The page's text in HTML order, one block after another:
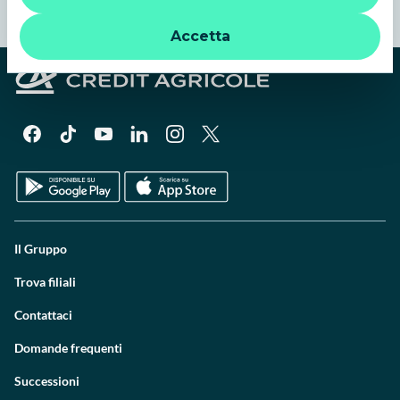
strumenti di tracciamento diversi da quelli tecnici. Per
ulteriori informazioni:
informativa privacy
Accetta
Il Gruppo
Trova filiali
Contattaci
Domande frequenti
Successioni